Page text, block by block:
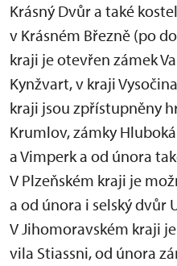
Krásný Dvůr a také
v Krásném Březně (po
kraji je otevřen zámek
Kynžvart, v kraji
kraji jsou zpřístupněny
Krumlov, zámky
a Vimperk a od února
V Plzeňském kraji je
a od února i selský dvůr
V Jihomoravském kraji
vila Stiassni, od února